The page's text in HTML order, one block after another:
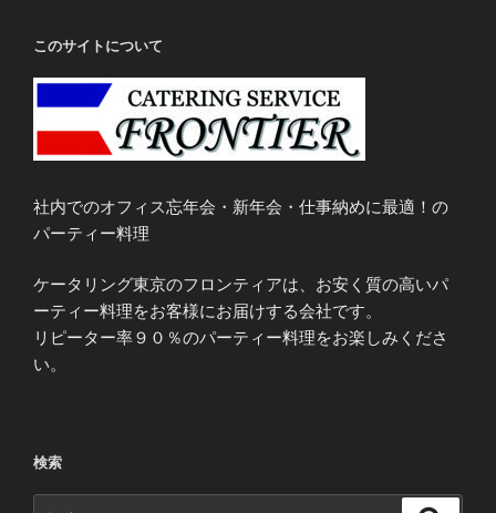
このサイトについて
社内でのオフィス忘年会・新年会・仕事納めに最適！の
パーティー料理
ケータリング東京のフロンティアは、お安く質の高いパ
ーティー料理をお客様にお届けする会社です。
リピーター率９０％のパーティー料理をお楽しみくださ
い。
検索